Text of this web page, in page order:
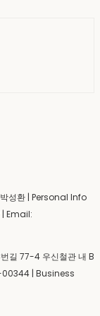
성환 | Personal Info
Email:
길 77-4 우신철관 내 B
| Business